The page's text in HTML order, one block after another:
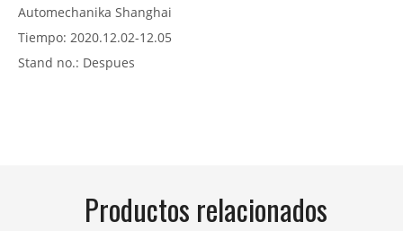
Automechanika Shanghai
Tiempo: 2020.12.02-12.05
Stand no.: Despues
Productos relacionados